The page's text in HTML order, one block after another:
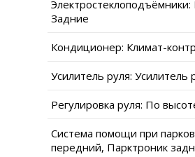
Задние
Кондиционер: Климат-
Усилитель руля: Усилитель
Регулировка руля: По
Система помощи при
передний, Парктроник